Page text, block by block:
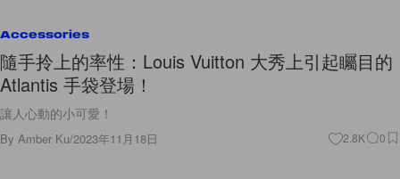
Accessories
隨手拎上的率性：Louis Vuitton 大秀上引起矚目的
Atlantis 手袋登場！
讓人心動的小可愛！
By Amber Ku/2023年11月18日 2.8K 0